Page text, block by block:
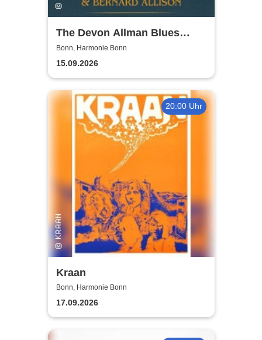
The Devon Allman Blues
Summit - European Tour 2026
Bonn, Harmonie Bonn
15.09.2026
20:00 Uhr
Kraan
Bonn, Harmonie Bonn
17.09.2026